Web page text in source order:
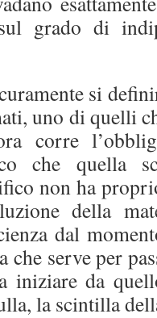
grado di
si
uno di quelli
corre
che quella
non ha
della
dal
che serve per
iniziare da
la scintilla